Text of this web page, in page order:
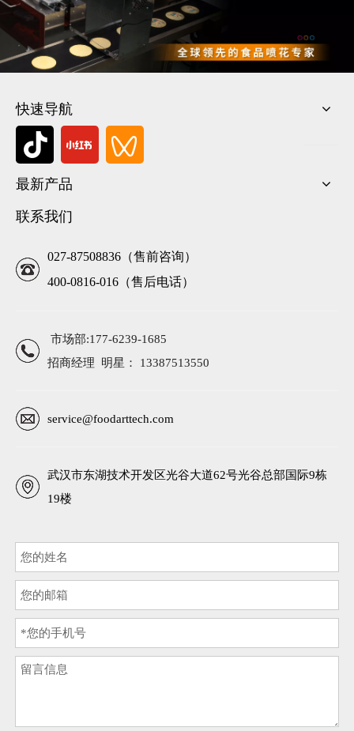
快速导航
最新产品
联系我们
027-87508836（售前咨询）
400-0816-016（售后电话）
市场部:177-6239-1685
招商经理 明星： 13387513550
service@foodarttech.com
武汉市东湖技术开发区光谷大道62号光谷总部国际9栋
19楼